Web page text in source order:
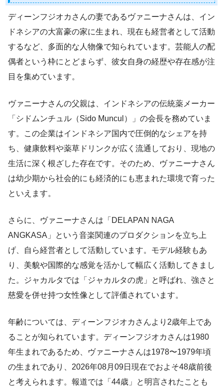
ディーンフジオカさんの妻であるヴァニーナさんは、イン
ドネシアの大富豪の家に生まれ、現在も経営者として活動
するなど、多面的な人物像で知られています。芸能人の配
偶者という枠にとどまらず、彼女自身の経歴や存在感が注
目を集めています。
ヴァニーナさんの父親は、インドネシアの伝統薬メーカー
「シドムンチュル（Sido Muncul）」の会長を務めていま
す。この企業はインドネシア国内で圧倒的なシェアを持
ち、健康飲料や薬草ドリンクが広く流通しており、現地の
生活に深く根ざした存在です。そのため、ヴァニーナさん
は幼少期から社会的にも経済的にも恵まれた環境で育った
といえます。
さらに、ヴァニーナさんは「DELAPAN NAGA
ANGKASA」という音楽関連のプロダクションを立ち上
げ、自ら経営者として活動しています。モデル経験もあ
り、美貌や国際的な感覚を活かして幅広く活動してきまし
た。ジャカルタでは「ジャカルタの虎」と呼ばれ、強さと
慈愛を併せ持つ女性像として評価されています。
年齢については、ディーンフジオカさんより2歳年上であ
ることが知られています。ディーンフジオカさんは1980
年生まれであるため、ヴァニーナさんは1978〜1979年頃
の生まれであり、2026年08月09日現在でおよそ48歳前後
と考えられます。報道では「44歳」と明言されたことも